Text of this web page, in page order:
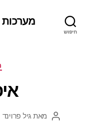
חיפוש
מערכות
המחבר
מאת גיל פרוינד